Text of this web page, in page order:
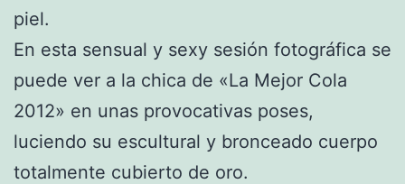
piel.
En esta sensual y sexy sesión fotográfica se
puede ver a la chica de «La Mejor Cola
2012» en unas provocativas poses,
luciendo su escultural y bronceado cuerpo
totalmente cubierto de oro.